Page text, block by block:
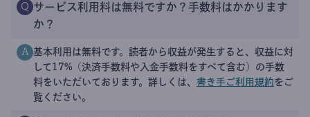
Q サービス利用料は無料ですか？手数料はかかります
か？
A 基本利用は無料です。読者から収益が発生すると、収益に対
して17%（決済手数料や入金手数料をすべて含む）の手数
料をいただいております。詳しくは、 書き手ご利用規約 をご
覧ください。